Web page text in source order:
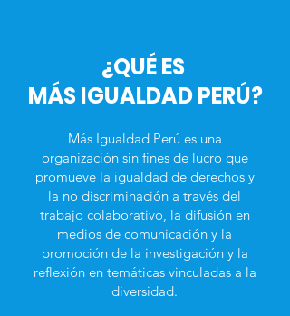
¿QUÉ ES
MÁS IGUALDAD PERÚ?
Más Igualdad Perú es una
organización sin fines de lucro que
promueve la igualdad de derechos y
la no discriminación a través del
trabajo colaborativo, la difusión en
medios de comunicación y la
promoción de la investigación y la
reflexión en temáticas vinculadas a la
diversidad.